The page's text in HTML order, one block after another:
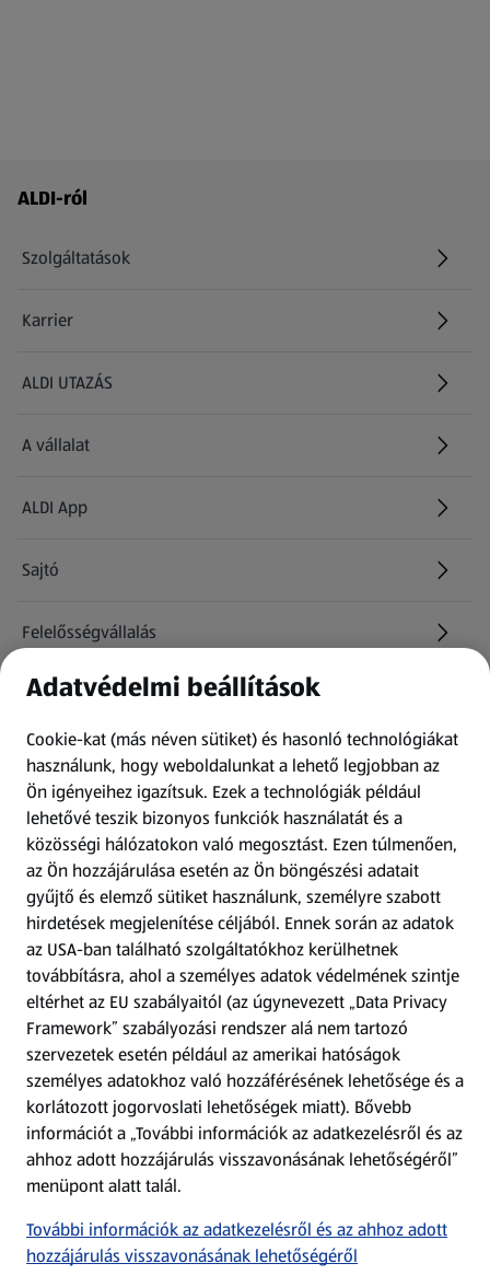
Láblécmenü - további linkek
ALDI-ról
Szolgáltatások
Karrier
(új oldalon nyílik meg)
ALDI UTAZÁS
(új oldalon nyílik meg)
A vállalat
ALDI App
Sajtó
Felelősségvállalás
Információk
Kérdőív
Fizetési lehetőségek
ALDI utalványok
Árcsökkentés
Adattörlő alkalmazás
Szervizpont
(új oldalon nyílik meg)
Fedezz fel minket az interneten!
Töltsd le az ALDI Magyarország applikációt!
Adatvédelmi beállítások
Cookie-kat (más néven sütiket) és hasonló technológiákat
használunk, hogy weboldalunkat a lehető legjobban az
Ön igényeihez igazítsuk. Ezek a technológiák például
lehetővé teszik bizonyos funkciók használatát és a
közösségi hálózatokon való megosztást. Ezen túlmenően,
az Ön hozzájárulása esetén az Ön böngészési adatait
gyűjtő és elemző sütiket használunk, személyre szabott
hirdetések megjelenítése céljából. Ennek során az adatok
az USA-ban található szolgáltatókhoz kerülhetnek
továbbításra, ahol a személyes adatok védelmének szintje
eltérhet az EU szabályaitól (az úgynevezett „Data Privacy
Framework” szabályozási rendszer alá nem tartozó
szervezetek esetén például az amerikai hatóságok
személyes adatokhoz való hozzáférésének lehetősége és a
korlátozott jogorvoslati lehetőségek miatt). Bővebb
információt a „További információk az adatkezelésről és az
ahhoz adott hozzájárulás visszavonásának lehetőségéről”
menüpont alatt talál.
További információk az adatkezelésről és az ahhoz adott
hozzájárulás visszavonásának lehetőségéről